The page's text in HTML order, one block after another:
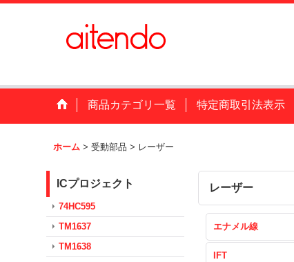
商品カテゴリ一覧 特定商取引法表示
ホーム > 受動部品 > レーザー
ICプロジェクト
74HC595
TM1637
TM1638
レーザー
エナメル線
IFT